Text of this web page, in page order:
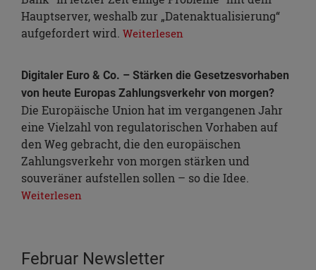
Hauptserver, weshalb zur „Datenaktualisierung“
aufgefordert wird. Weiterlesen
Digitaler Euro & Co. – Stärken die Gesetzesvorhaben
von heute Europas Zahlungsverkehr von morgen?
Die Europäische Union hat im vergangenen Jahr
eine Vielzahl von regulatorischen Vorhaben auf
den Weg gebracht, die den europäischen
Zahlungsverkehr von morgen stärken und
souveräner aufstellen sollen – so die Idee.
Weiterlesen
Februar Newsletter